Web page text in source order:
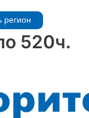
520ч.